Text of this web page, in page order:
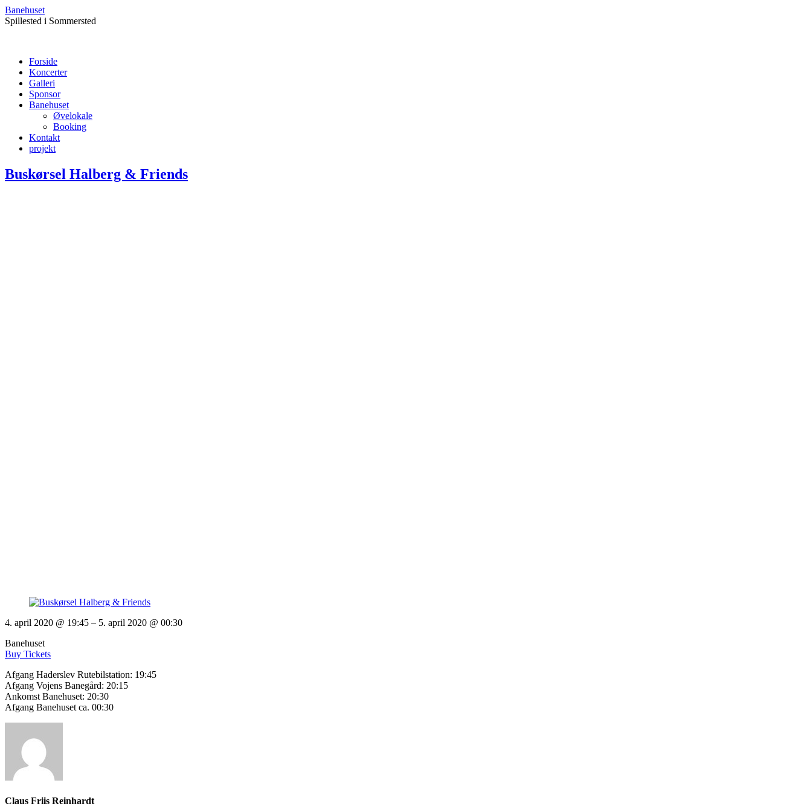
Banehuset
Spillested i Sommersted
Forside
Koncerter
Galleri
Sponsor
Banehuset
Øvelokale
Booking
Kontakt
projekt
Buskørsel Halberg & Friends
4. april 2020 @ 19:45 – 5. april 2020 @ 00:30
Banehuset
Buy Tickets
Afgang Haderslev Rutebilstation: 19:45
Afgang Vojens Banegård: 20:15
Ankomst Banehuset: 20:30
Afgang Banehuset ca. 00:30
Claus Friis Reinhardt